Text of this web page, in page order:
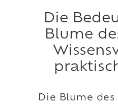
Die
Blume
Die Blume des